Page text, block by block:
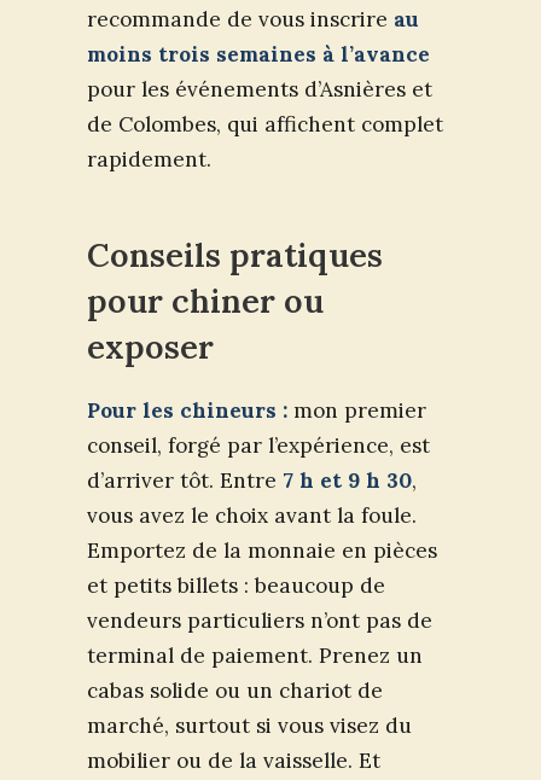
recommande de vous inscrire au
moins trois semaines à l’avance
pour les événements d’Asnières et
de Colombes, qui affichent complet
rapidement.
Conseils pratiques
pour chiner ou
exposer
Pour les chineurs : mon premier
conseil, forgé par l’expérience, est
d’arriver tôt. Entre 7 h et 9 h 30,
vous avez le choix avant la foule.
Emportez de la monnaie en pièces
et petits billets : beaucoup de
vendeurs particuliers n’ont pas de
terminal de paiement. Prenez un
cabas solide ou un chariot de
marché, surtout si vous visez du
mobilier ou de la vaisselle. Et